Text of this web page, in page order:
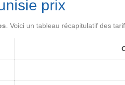
prix
. Voici un tableau récapitulatif des